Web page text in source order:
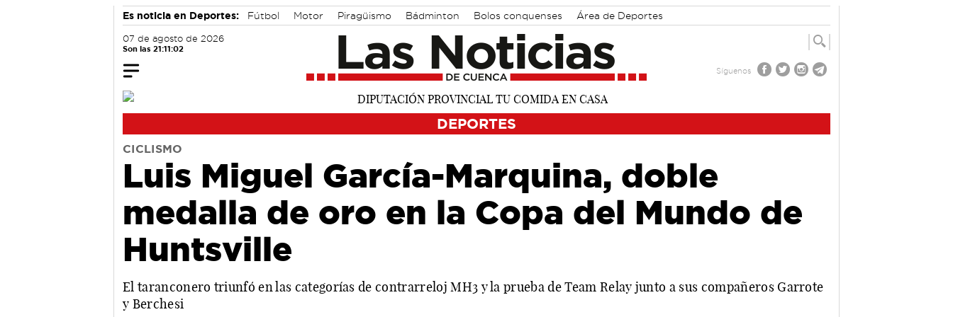
Es noticia en Deportes: Fútbol Motor Piragüismo Bádminton Bolos conquenses Área de Deportes
07 de agosto de 2026
Son las 21:11:03
Síguenos
DEPORTES
CICLISMO
Luis Miguel García-Marquina, doble
medalla de oro en la Copa del Mundo de
Huntsville
El taranconero triunfó en las categorías de contrarreloj MH3 y la prueba de Team Relay junto a sus compañeros Garrote
y Berchesi